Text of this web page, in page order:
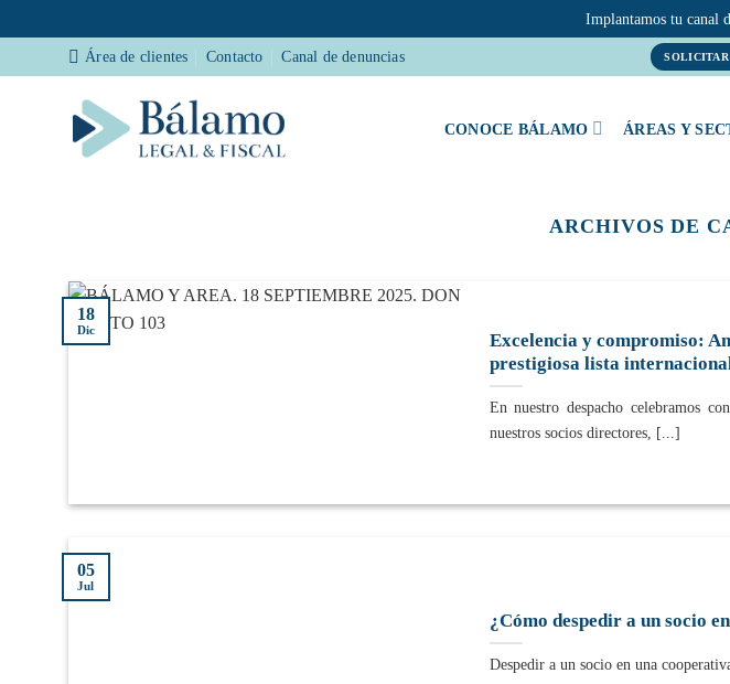
Implantamos tu canal
al
Área de clientes Contacto Canal de denuncias SOLICITAR
CONOCE BÁLAMO ÁREAS Y
ARCHIVOS DE
Excelencia y compromiso:
prestigiosa lista
En nuestro despacho celebramos
nuestros socios directores, [...]
18
Dic
¿Cómo despedir a un socio
Despedir a un socio en una
05
Jul